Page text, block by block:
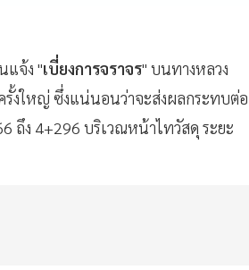
แจ้ง "เบี่ยงการจราจร" บนทางหลวง
รั้งใหญ่ ซึ่งแน่นอนว่าจะส่งผลกระทบต่อ
ถึง 4+296 บริเวณหน้าไทวัสดุ ระยะ